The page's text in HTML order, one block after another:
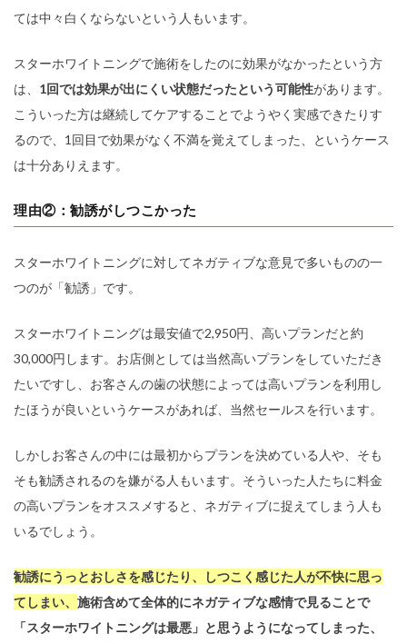
ては中々白くならないという人もいます。
スターホワイトニングで施術をしたのに効果がなかったという方
は、 1回では効果が出にくい状態だったという可能性があります。
こういった方は継続してケアすることでようやく実感できたりす
るので、1回目で効果がなく不満を覚えてしまった、というケース
は十分ありえます。
理由②：勧誘がしつこかった
スターホワイトニングに対してネガティブな意見で多いものの一
つのが「勧誘」です。
スターホワイトニングは最安値で2,950円、高いプランだと約
30,000円します。お店側としては当然高いプランをしていただき
たいですし、お客さんの歯の状態によっては高いプランを利用し
たほうが良いというケースがあれば、当然セールスを行います。
しかしお客さんの中には最初からプランを決めている人や、そも
そも勧誘されるのを嫌がる人もいます。そういった人たちに料金
の高いプランをオススメすると、ネガティブに捉えてしまう人も
いるでしょう。
勧誘にうっとおしさを感じたり、しつこく感じた人が不快に思っ
てしまい、 施術含めて全体的にネガティブな感情で見ることで
「スターホワイトニングは最悪」と思うようになってしまった、